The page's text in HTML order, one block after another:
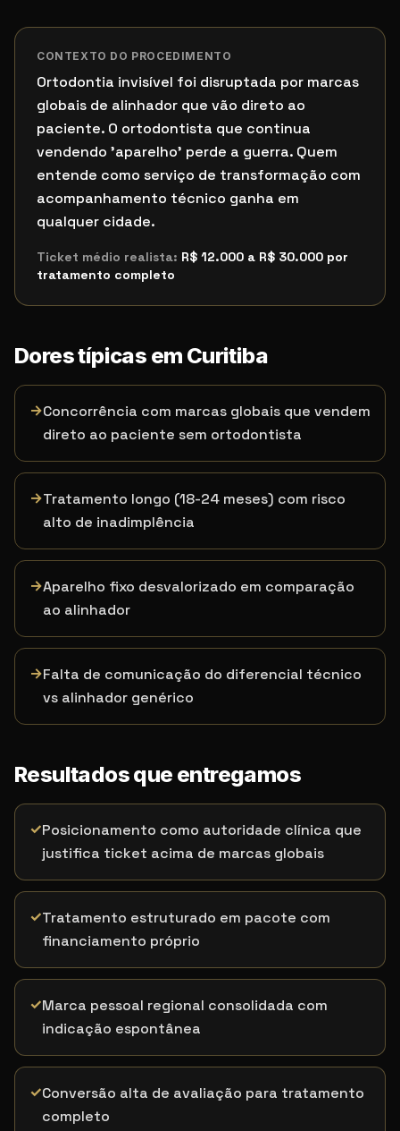
CONTEXTO DO PROCEDIMENTO
Ortodontia invisível foi disruptada por marcas
globais de alinhador que vão direto ao
paciente. O ortodontista que continua
vendendo 'aparelho' perde a guerra. Quem
entende como serviço de transformação com
acompanhamento técnico ganha em
qualquer cidade.
Ticket médio realista: R$ 12.000 a R$ 30.000 por
tratamento completo
Dores típicas em Curitiba
→Concorrência com marcas globais que vendem
direto ao paciente sem ortodontista
→Tratamento longo (18-24 meses) com risco
alto de inadimplência
→Aparelho fixo desvalorizado em comparação
ao alinhador
→Falta de comunicação do diferencial técnico
vs alinhador genérico
Resultados que entregamos
✓Posicionamento como autoridade clínica que
justifica ticket acima de marcas globais
✓Tratamento estruturado em pacote com
financiamento próprio
✓Marca pessoal regional consolidada com
indicação espontânea
✓Conversão alta de avaliação para tratamento
completo